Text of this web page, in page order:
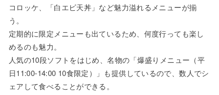
コロッケ、「白エビ天丼」など魅力溢れるメニューが揃
う。
定期的に限定メニューも出ているため、何度行っても楽し
めるのも魅力。
人気の10段ソフトをはじめ、名物の「爆盛りメニュー（平
日11:00-14:00 10食限定）」も提供しているので、数人でシ
ェアして食べることができる。